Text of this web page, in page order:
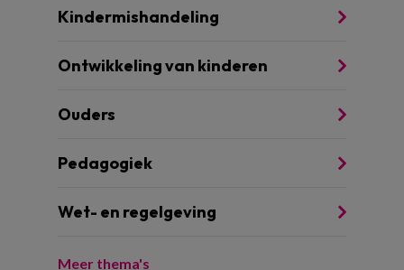
Kindermishandeling
Ontwikkeling van kinderen
Ouders
Pedagogiek
Wet- en regelgeving
Meer thema's